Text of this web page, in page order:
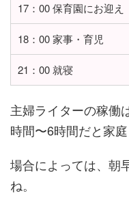
17：00 保育園にお迎え
18：00 家事・育児
21：00 就寝
主婦ライターの稼働
時間〜6時間だと家
場合によっては、朝
ね。